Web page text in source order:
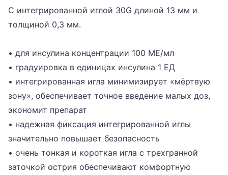
С интегрированной иглой 30G длиной 13 мм и
толщиной 0,3 мм.
• для инсулина концентрации 100 МЕ/мл
• градуировка в единицах инсулина 1 ЕД
• интегрированная игла минимизирует «мёртвую
зону», обеспечивает точное введение малых доз,
экономит препарат
• надежная фиксация интегрированной иглы
значительно повышает безопасность
• очень тонкая и короткая игла с трехгранной
заточкой острия обеспечивают комфортную